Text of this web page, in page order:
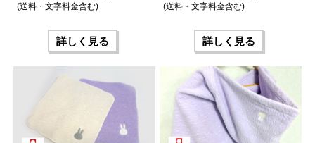
(送料・文字料金含む)
詳しく見る
(送料・文字料金含む)
詳しく見る